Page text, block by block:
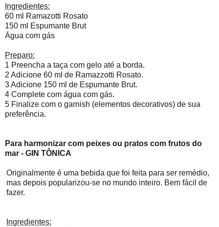
Ingredientes:
60 ml Ramazotti Rosato
150 ml Espumante Brut
Água com gás
Preparo:
1 Preencha a taça com gelo até a borda.
2 Adicione 60 ml de Ramazzotti Rosato.
3 Adicione 150 ml de Espumante Brut.
4 Complete com água com gás.
5 Finalize com o garnish (elementos decorativos) de sua
preferência.
Para harmonizar com peixes ou pratos com frutos do
mar - GIN TÔNICA
Originalmente é uma bebida que foi feita para ser remédio,
mas depois popularizou-se no mundo inteiro. Bem fácil de
fazer.
Ingredientes: